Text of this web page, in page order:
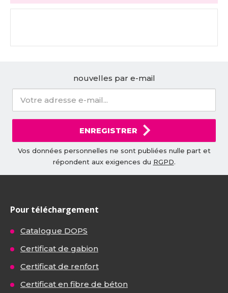
nouvelles par e-mail
ENREGISTRER
Vos données personnelles ne sont publiées nulle part et
répondent aux exigences du RGPD.
Pour téléchargement
Catalogue DOPS
Certificat de gabion
Certificat de renfort
Certificat en fibre de béton